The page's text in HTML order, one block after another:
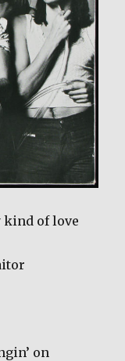
kind of love
on